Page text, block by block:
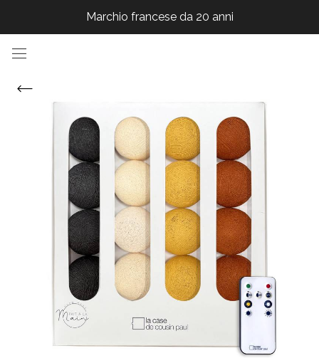
Marchio francese da 20 anni
Marchio francese da 20 anni